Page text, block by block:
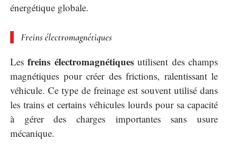
énergétique globale.
Freins électromagnétiques
Lesfreins électromagnétiquesutilisent des champs
magnétiques pour créer des frictions, ralentissant le
véhicule. Ce type de freinage est souvent utilisé dans
les trains et certains véhicules lourds pour sa capacité
à gérer des charges importantes sans usure
mécanique.